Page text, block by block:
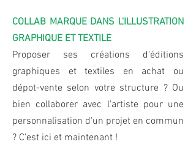
COLLAB MARQUE DANS L'ILLUSTRATION
GRAPHIQUE ET TEXTILE
Proposer ses créations d'éditions
graphiques et textiles en achat ou
dépot-vente selon votre structure ? Ou
bien collaborer avec l'artiste pour une
personnalisation d'un projet en commun
? C'est ici et maintenant !